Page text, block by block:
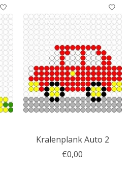
Kralenplank Auto 2
€0,00